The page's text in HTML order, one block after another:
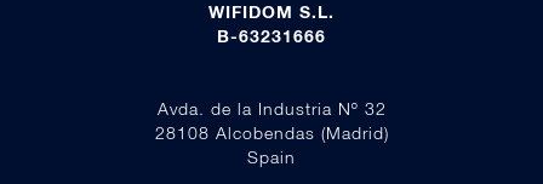
WIFIDOM S.L.
B-63231666
Avda. de la Industria Nº 32
28108 Alcobendas (Madrid)
Spain